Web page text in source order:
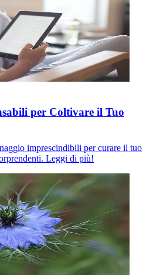
per Coltivare il Tuo
imprescindibili per curare il tuo
Leggi di più!